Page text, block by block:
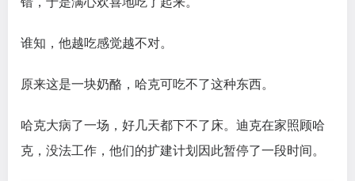
谁知，他越吃感觉越不对。
原来这是一块奶酪，哈克可吃不了这种东西。
哈克大病了一场，好几天都下不了床。迪克在家照顾哈
克，没法工作，他们的扩建计划因此暂停了一段时间。